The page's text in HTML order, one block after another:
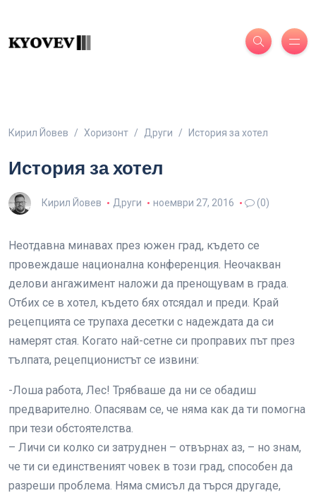
Кирил Йовев Хоризонт Други История за хотел
История за хотел
Кирил Йовев Други ноември 27, 2016 (0)
Неотдавна минавах през южен град, където се
провеждаше национална конференция. Неочакван
делови ангажимент наложи да пренощувам в града.
Отбих се в хотел, където бях отсядал и преди. Край
рецепцията се трупаха десетки с надеждата да си
намерят стая. Когато най-сетне си проправих път през
тълпата, рецепционистът се извини:
-Лоша работа, Лес! Трябваше да ни се обадиш
предварително. Опасявам се, че няма как да ти помогна
при тези обстоятелства.
– Личи си колко си затруднен – отвърнах аз, – но знам,
че ти си единственият човек в този град, способен да
разреши проблема. Няма смисъл да търся другаде,